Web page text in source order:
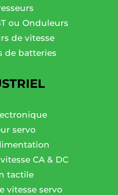
ou Onduleurs
de vitesse
de batteries
servo
CA & DC
tactile
vitesse servo